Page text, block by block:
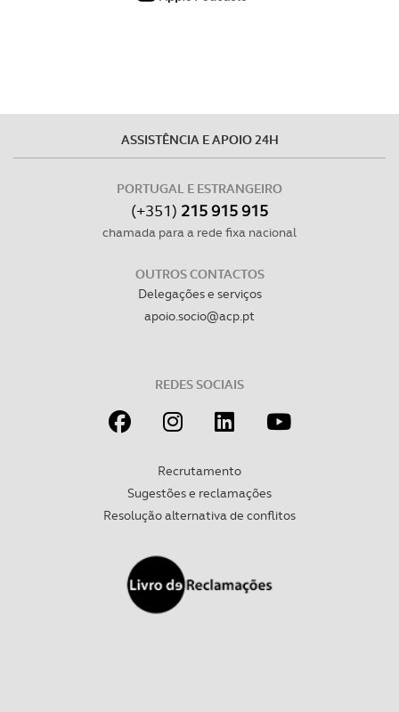
ASSISTÊNCIA E APOIO 24H
PORTUGAL E ESTRANGEIRO
(+351) 215 915 915
chamada para a rede fixa nacional
OUTROS CONTACTOS
Delegações e serviços
apoio.socio@acp.pt
REDES SOCIAIS
Recrutamento
Sugestões e reclamações
Resolução alternativa de conflitos